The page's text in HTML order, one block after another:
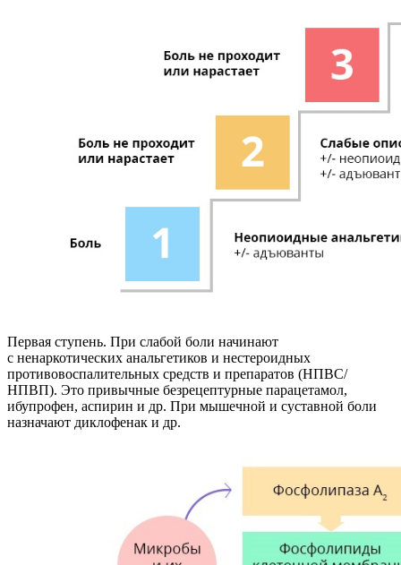
Первая ступень. При слабой боли начинают
с ненаркотических анальгетиков и нестероидных
противовоспалительных средств и препаратов (НПВС/
НПВП). Это привычные безрецептурные парацетамол,
ибупрофен, аспирин и др. При мышечной и суставной боли
назначают диклофенак и др.